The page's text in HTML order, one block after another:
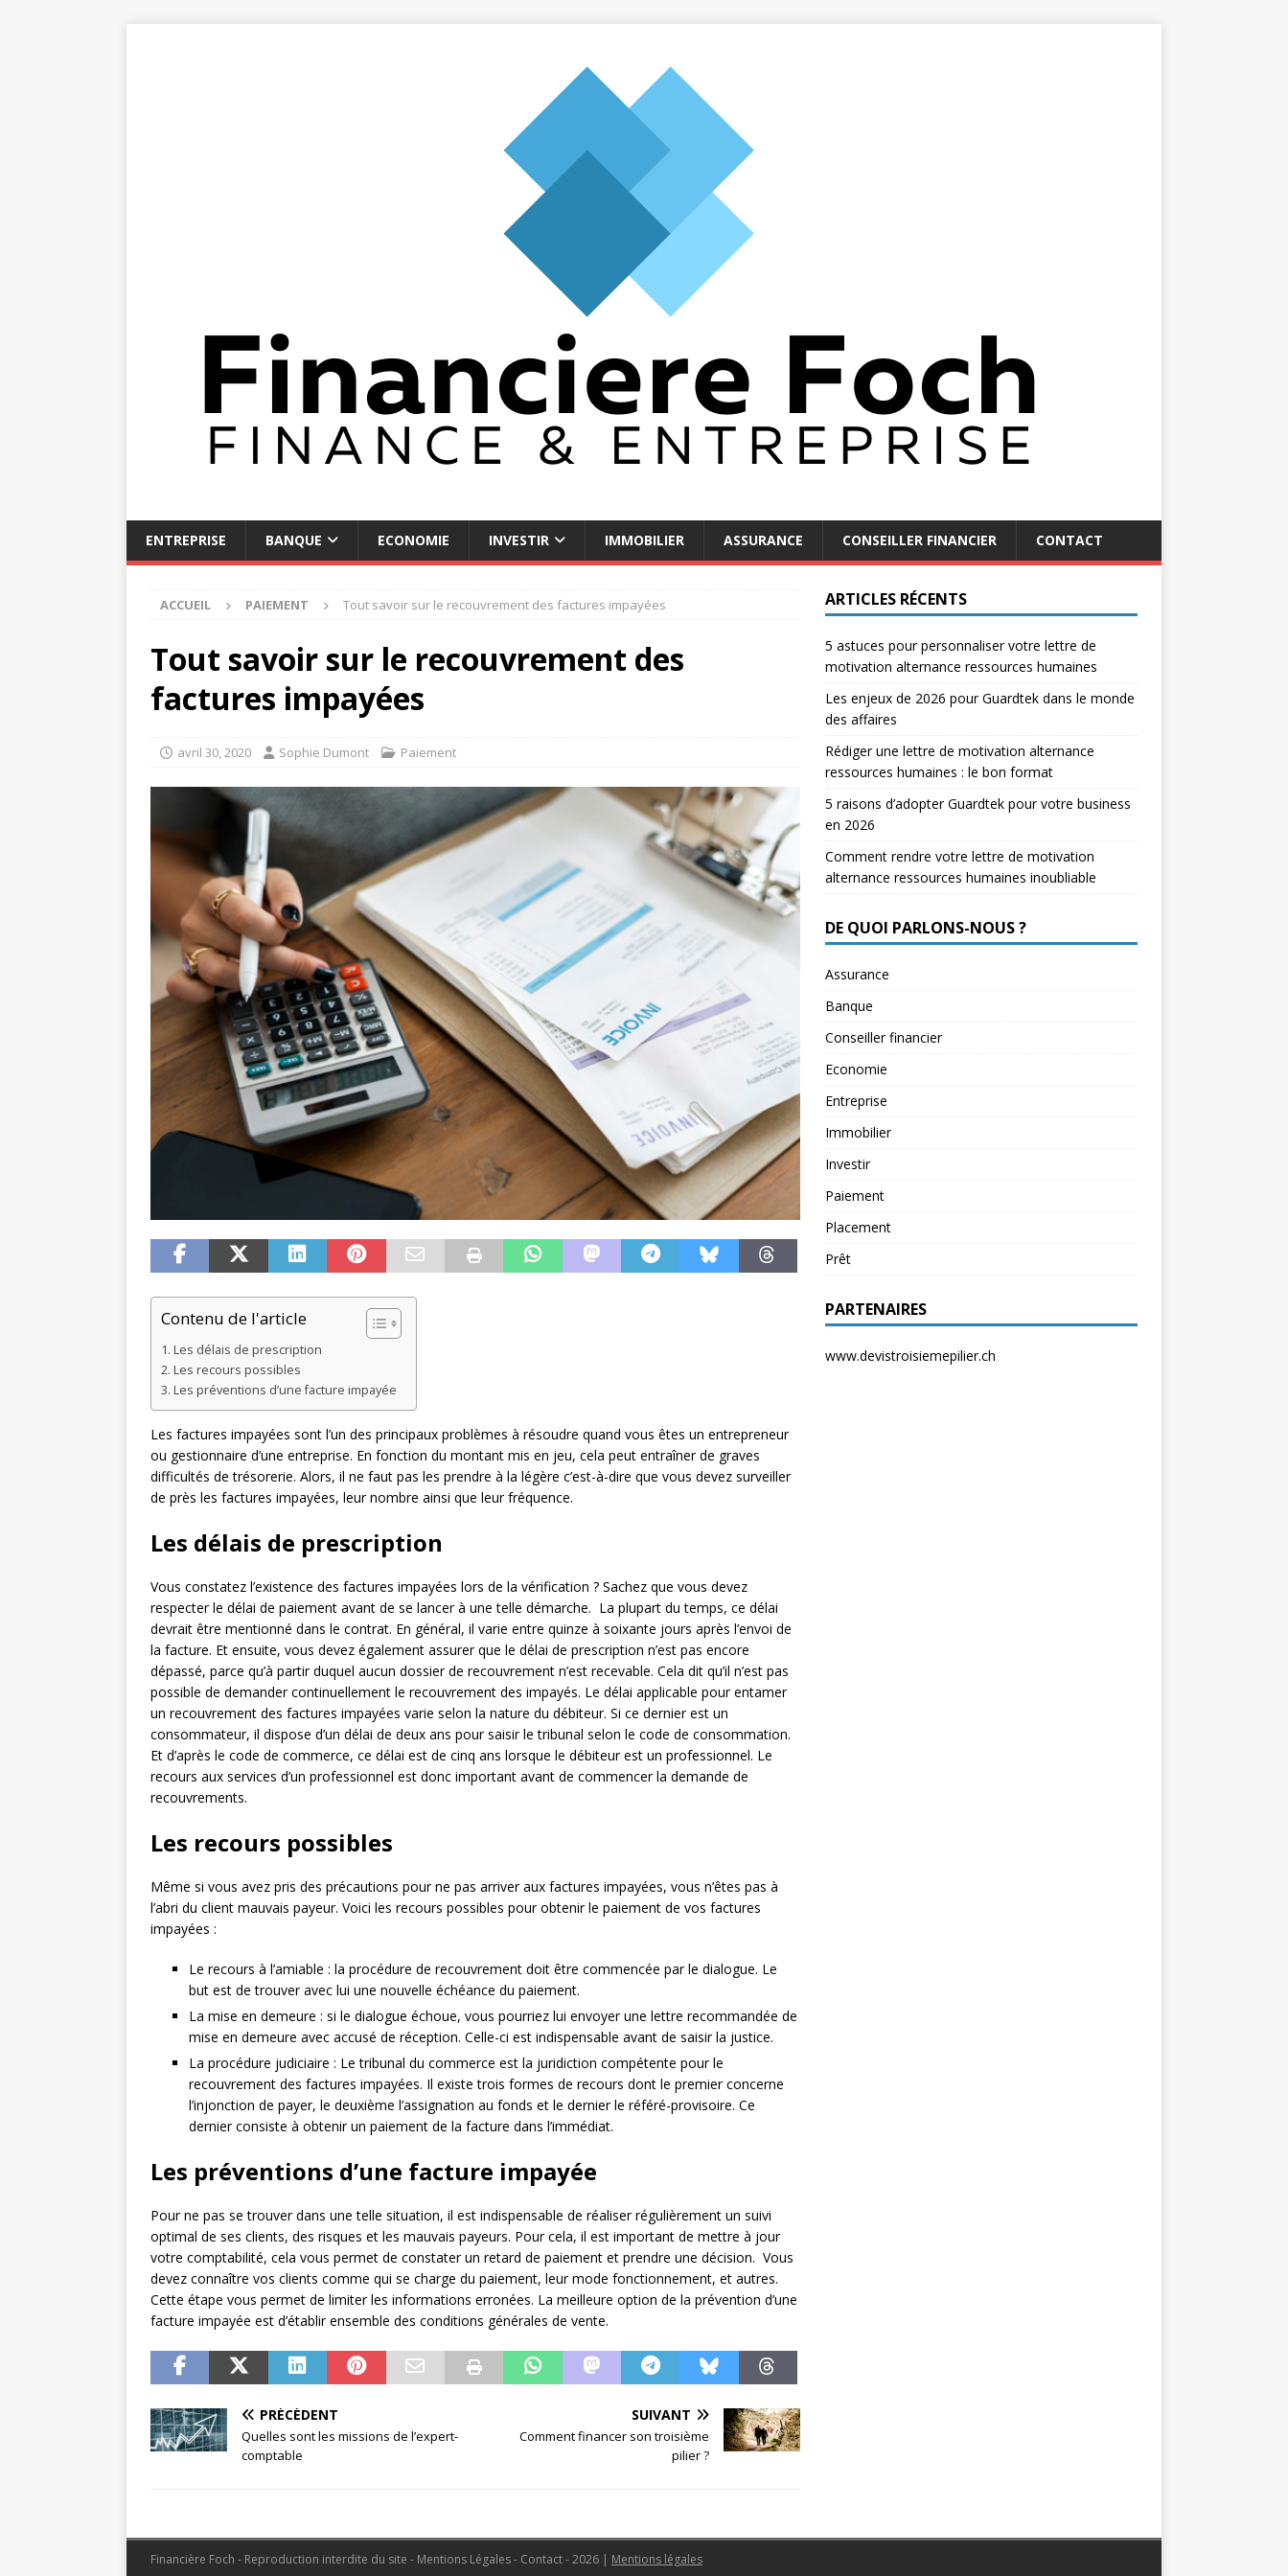
ENTREPRISE BANQUE ECONOMIE INVESTIR IMMOBILIER ASSURANCE CONSEILLER FINANCIER CONTACT
ACCUEIL PAIEMENT Tout savoir sur le recouvrement des factures impayées
Tout savoir sur le recouvrement des
factures impayées
avril 30, 2020 Sophie Dumont Paiement
Contenu de l'article
Les délais de prescription
Les recours possibles
Les préventions d’une facture impayée
Les factures impayées sont l’un des principaux problèmes à résoudre quand vous êtes un entrepreneur
ou gestionnaire d’une entreprise. En fonction du montant mis en jeu, cela peut entraîner de graves
difficultés de trésorerie. Alors, il ne faut pas les prendre à la légère c’est-à-dire que vous devez surveiller
de près les factures impayées, leur nombre ainsi que leur fréquence.
Les délais de prescription
Vous constatez l’existence des factures impayées lors de la vérification ? Sachez que vous devez
respecter le délai de paiement avant de se lancer à une telle démarche. La plupart du temps, ce délai
devrait être mentionné dans le contrat. En général, il varie entre quinze à soixante jours après l’envoi de
la facture. Et ensuite, vous devez également assurer que le délai de prescription n’est pas encore
dépassé, parce qu’à partir duquel aucun dossier de recouvrement n’est recevable. Cela dit qu’il n’est pas
possible de demander continuellement le recouvrement des impayés. Le délai applicable pour entamer
un recouvrement des factures impayées varie selon la nature du débiteur. Si ce dernier est un
consommateur, il dispose d’un délai de deux ans pour saisir le tribunal selon le code de consommation.
Et d’après le code de commerce, ce délai est de cinq ans lorsque le débiteur est un professionnel. Le
recours aux services d’un professionnel est donc important avant de commencer la demande de
recouvrements.
Les recours possibles
Même si vous avez pris des précautions pour ne pas arriver aux factures impayées, vous n’êtes pas à
l’abri du client mauvais payeur. Voici les recours possibles pour obtenir le paiement de vos factures
impayées :
Le recours à l’amiable : la procédure de recouvrement doit être commencée par le dialogue. Le
but est de trouver avec lui une nouvelle échéance du paiement.
La mise en demeure : si le dialogue échoue, vous pourriez lui envoyer une lettre recommandée de
mise en demeure avec accusé de réception. Celle-ci est indispensable avant de saisir la justice.
La procédure judiciaire : Le tribunal du commerce est la juridiction compétente pour le
recouvrement des factures impayées. Il existe trois formes de recours dont le premier concerne
l’injonction de payer, le deuxième l’assignation au fonds et le dernier le référé-provisoire. Ce
dernier consiste à obtenir un paiement de la facture dans l’immédiat.
Les préventions d’une facture impayée
Pour ne pas se trouver dans une telle situation, il est indispensable de réaliser régulièrement un suivi
optimal de ses clients, des risques et les mauvais payeurs. Pour cela, il est important de mettre à jour
votre comptabilité, cela vous permet de constater un retard de paiement et prendre une décision. Vous
devez connaître vos clients comme qui se charge du paiement, leur mode fonctionnement, et autres.
Cette étape vous permet de limiter les informations erronées. La meilleure option de la prévention d’une
facture impayée est d’établir ensemble des conditions générales de vente.
PRÉCÉDENT
Quelles sont les missions de l’expert-
comptable
SUIVANT
Comment financer son troisième
pilier ?
ARTICLES RÉCENTS
5 astuces pour personnaliser votre lettre de
motivation alternance ressources humaines
Les enjeux de 2026 pour Guardtek dans le monde
des affaires
Rédiger une lettre de motivation alternance
ressources humaines : le bon format
5 raisons d’adopter Guardtek pour votre business
en 2026
Comment rendre votre lettre de motivation
alternance ressources humaines inoubliable
DE QUOI PARLONS-NOUS ?
Assurance
Banque
Conseiller financier
Economie
Entreprise
Immobilier
Investir
Paiement
Placement
Prêt
PARTENAIRES
www.devistroisiemepilier.ch
Financière Foch - Reproduction interdite du site - Mentions Légales - Contact - 2026 | Mentions légales